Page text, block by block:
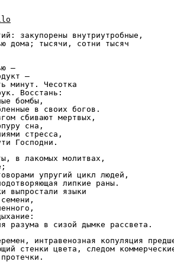
закупорены внутриутробные,
дома; тысячи, сотни тысяч
—
—
минут. Чесотка
Восстань:
бомбы,
в своих богов.
сбивают мертвых,
сна,
стресса,
Господни.
в лакомых молитвах,
упругий цикл людей,
липкие раны.
выпростали языки
разума в сизой дымке рассвета.
интравенозная копуляция
стенки цвета, следом